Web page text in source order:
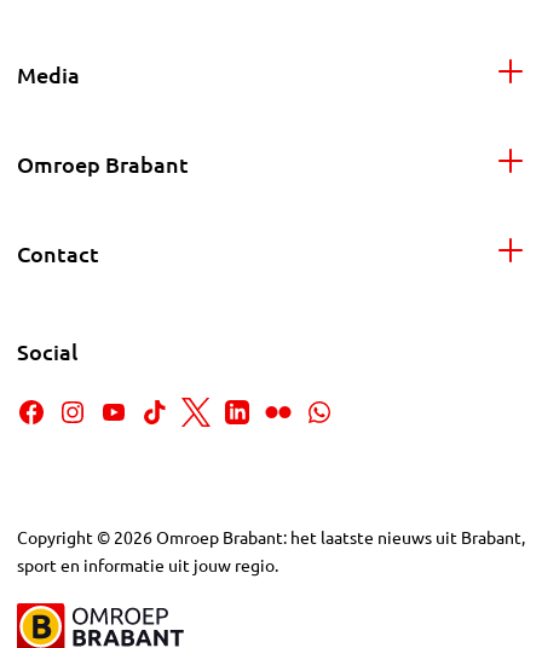
Media
Omroep Brabant
Contact
Social
Copyright © 2026Omroep Brabant: het laatste nieuws uit Brabant,
sport en informatie uit jouw regio.